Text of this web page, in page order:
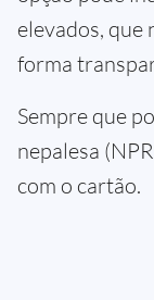
elevados, que
forma
Sempre que
nepalesa
com o cartão.